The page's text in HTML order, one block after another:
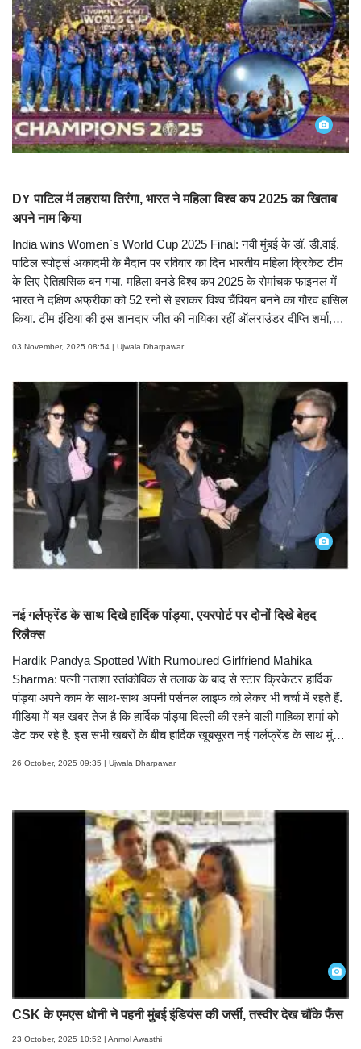
12 तस्वीरें देखें
DY पाटिल में लहराया तिरंगा, भारत ने महिला विश्व कप 2025 का खिताब
अपने नाम किया
India wins Women`s World Cup 2025 Final: नवी मुंबई के डॉ. डी.वाई.
पाटिल स्पोर्ट्स अकादमी के मैदान पर रविवार का दिन भारतीय महिला क्रिकेट टीम
के लिए ऐतिहासिक बन गया. महिला वनडे विश्व कप 2025 के रोमांचक फाइनल में
भारत ने दक्षिण अफ्रीका को 52 रनों से हराकर विश्व चैंपियन बनने का गौरव हासिल
किया. टीम इंडिया की इस शानदार जीत की नायिका रहीं ऑलराउंडर दीप्ति शर्मा,
ICC Cricket World Cup, Atul Kamble)
03 November, 2025 08:54 | Ujwala Dharpawar
12 तस्वीरें देखें
नई गर्लफ्रेंड के साथ दिखे हार्दिक पांड्या, एयरपोर्ट पर दोनों दिखे बेहद
रिलैक्स
Hardik Pandya Spotted With Rumoured Girlfriend Mahika
Sharma: पत्नी नताशा स्तांकोविक से तलाक के बाद से स्टार क्रिकेटर हार्दिक
पांड्या अपने काम के साथ-साथ अपनी पर्सनल लाइफ को लेकर भी चर्चा में रहते हैं.
मीडिया में यह खबर तेज है कि हार्दिक पांड्या दिल्ली की रहने वाली माहिका शर्मा को
डेट कर रहे है. इस सभी खबरों के बीच हार्दिक खूबसूरत नई गर्लफ्रेंड के साथ मुंबई
26 October, 2025 09:35 | Ujwala Dharpawar
CSK के एमएस धोनी ने पहनी मुंबई इंडियंस की जर्सी, तस्वीर देख चौंके फैंस
23 October, 2025 10:52 | Anmol Awasthi